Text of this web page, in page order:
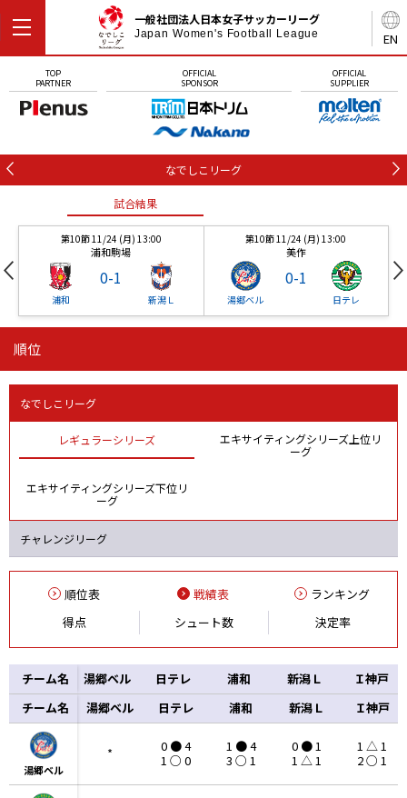
EN
一般社団法人日本女子サッカーリーグ
Japan Women's Football League
TOP
PARTNER
OFFICIAL
SPONSOR
OFFICIAL
SUPPLIER
なでしこリーグ
試合結果
第10節 11/24 (月) 13:00
浦和駒場
浦和
0-1
新潟Ｌ
第10節 11/24 (月) 13:00
美作
湯郷ベル
0-1
日テレ
順位
なでしこリーグ
レギュラーシリーズ
エキサイティングシリーズ上位リ
ーグ
エキサイティングシリーズ下位リ
ーグ
チャレンジリーグ
順位表 戦績表
ランキング
得点
シュート数 決定率
チーム名 湯郷ベル 日テレ 浦和 新潟Ｌ Ｉ神戸
湯郷ベル
*
0 ● 4
1 ○ 0
1 ● 4
3 ○ 1
0 ● 1
1 △ 1
1 △ 1
2 ○ 1
チーム名
湯郷ベル
チーム名 湯郷ベル 日テレ 浦和 新潟Ｌ Ｉ神戸